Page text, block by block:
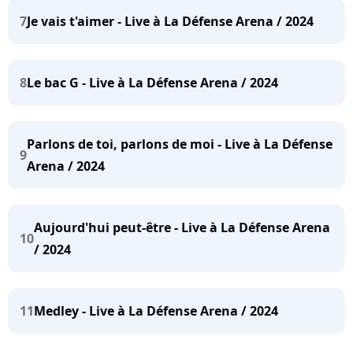
7Je vais t'aimer - Live à La Défense Arena / 2024
8Le bac G - Live à La Défense Arena / 2024
9
Parlons de toi, parlons de moi - Live à La Défense
Arena / 2024
10
Aujourd'hui peut-être - Live à La Défense Arena
/ 2024
11Medley - Live à La Défense Arena / 2024